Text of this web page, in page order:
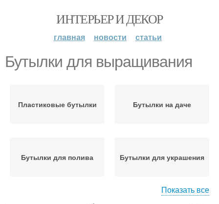
ИНТЕРЬЕР И ДЕКОР
главная новости статьи
Бутылки для выращивания
Пластиковые бутылки Бутылки на даче
Бутылки для полива Бутылки для украшения
Показать все